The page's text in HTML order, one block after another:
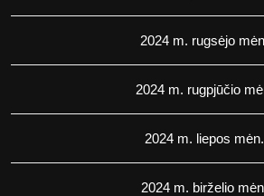
2024 m. rugsėjo
2024 m. rugpjūčio
2024 m. liepos mėn.
2024 m. birželio